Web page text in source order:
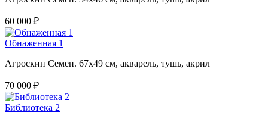
60 000 ₽
Обнаженная 1
Агроскин Семен. 67х49 см, акварель, тушь, акрил
70 000 ₽
Библиотека 2